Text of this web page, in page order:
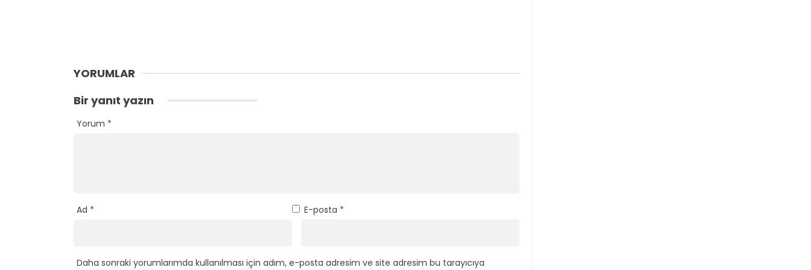
YORUMLAR
Bir yanıt yazın
Yorum *
Ad * E-posta *
Daha sonraki yorumlarımda kullanılması için adım, e-posta adresim ve site adresim bu tarayıcıya